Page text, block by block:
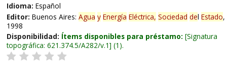
Idioma: Español
Editor: Buenos Aires: Agua y Energía Eléctrica, Sociedad del Estado,
1998
Disponibilidad: Ítems disponibles para préstamo: Signatura
topográfica: 621.374.5/A282/v.1 (1).